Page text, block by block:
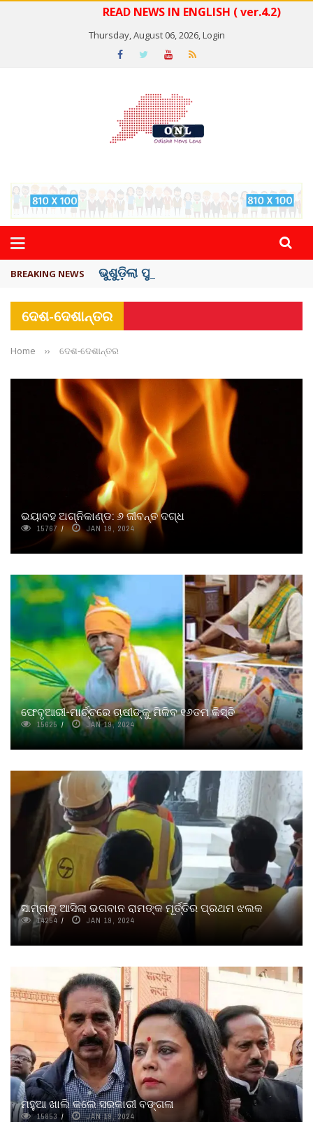
READ NEWS IN ENGLISH ( ver.4.2)
Thursday, August 06, 2026,Login
BREAKING NEWS ଭୁଶୁଡ଼ିଲା ପୁରୁଣା କୋଠା, ୬ ମୃତ
ଦେଶ-ଦେଶାନ୍ତର
Home ›› ଦେଶ-ଦେଶାନ୍ତର
ଭୟାବହ ଅଗ୍ନିକାଣ୍ଡ: ୬ ଜୀବନ୍ତ ଦଗ୍ଧ
15767 JAN 19, 2024
ଫେବୃଆରୀ-ମାର୍ଚ୍ଚରେ ଚାଷୀଙ୍କୁ ମିଳିବ ୧୬ତମ କିସ୍ତି
15625 JAN 19, 2024
ସାମ୍ନାକୁ ଆସିଲା ଭଗବାନ ରାମଙ୍କ ମୂର୍ତ୍ତିର ପ୍ରଥମ ଝଲକ
14254 JAN 19, 2024
ମହୁଆ ଖାଲି କଲେ ସରକାରୀ ବଙ୍ଗଳା
15853 JAN 19, 2024